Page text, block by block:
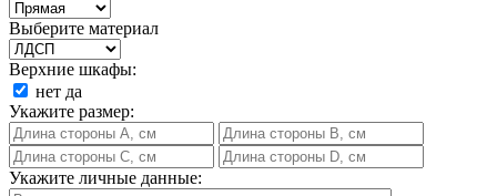
Выберите материал
Верхние шкафы:
нет да
Укажите размер:
Укажите личные данные: